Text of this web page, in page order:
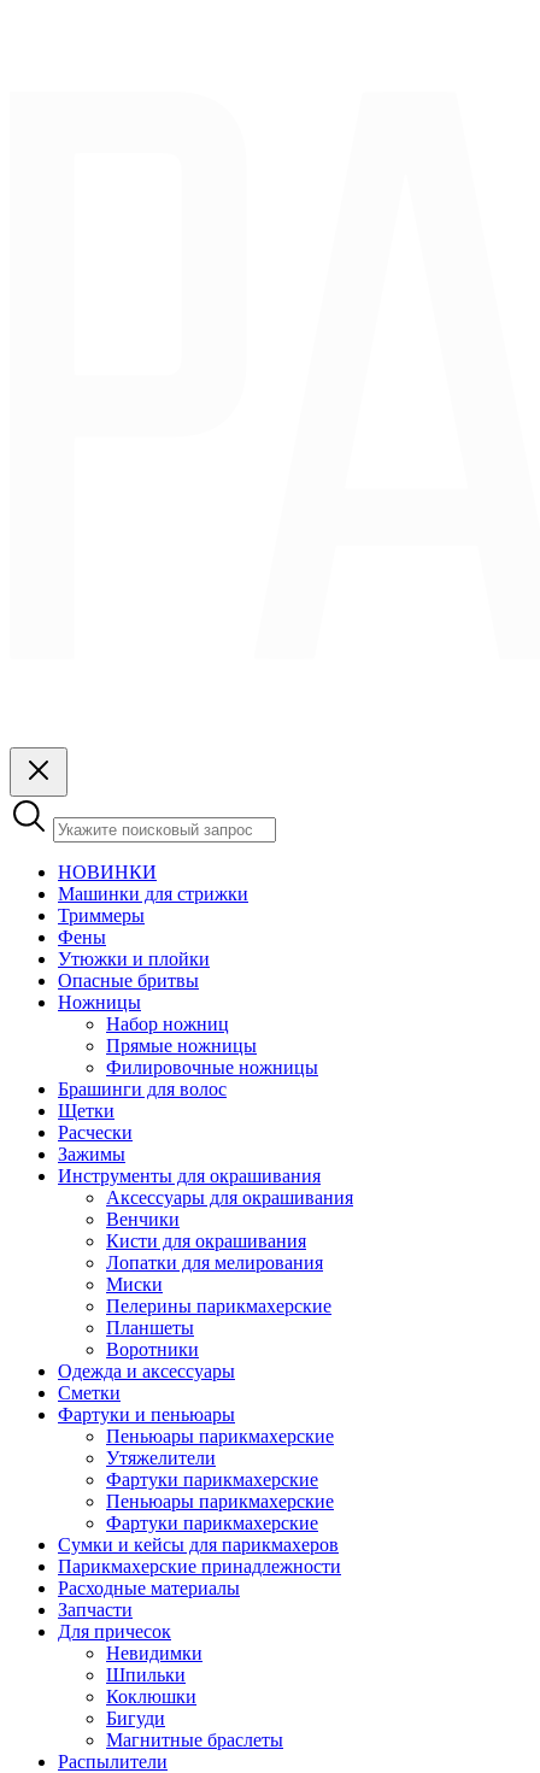
НОВИНКИ
Машинки для стрижки
Триммеры
Фены
Утюжки и плойки
Опасные бритвы
Ножницы
Набор ножниц
Прямые ножницы
Филировочные ножницы
Брашинги для волос
Щетки
Расчески
Зажимы
Инструменты для окрашивания
Аксессуары для окрашивания
Венчики
Кисти для окрашивания
Лопатки для мелирования
Миски
Пелерины парикмахерские
Планшеты
Воротники
Одежда и аксессуары
Сметки
Фартуки и пеньюары
Пеньюары парикмахерские
Утяжелители
Фартуки парикмахерские
Пеньюары парикмахерские
Фартуки парикмахерские
Сумки и кейсы для парикмахеров
Парикмахерские принадлежности
Расходные материалы
Запчасти
Для причесок
Невидимки
Шпильки
Коклюшки
Бигуди
Магнитные браслеты
Распылители